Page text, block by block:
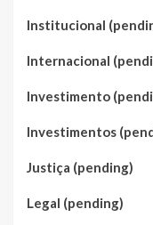
Institucional
Internacional
Investimento
Investimentos
Justiça (pending)
Legal (pending)